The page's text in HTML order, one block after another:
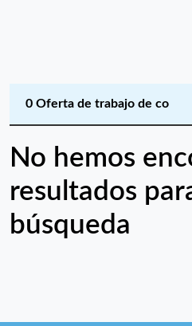
0 Oferta de trabajo de co
No hemos
resultados
búsqueda